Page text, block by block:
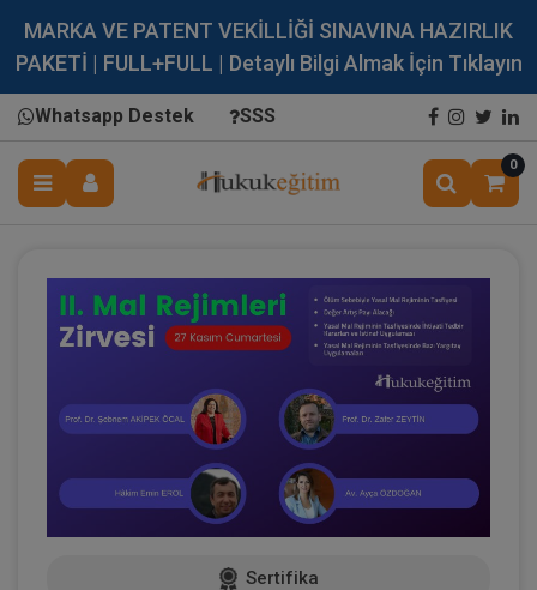
MARKA VE PATENT VEKİLLİĞİ SINAVINA HAZIRLIK
PAKETİ | FULL+FULL | Detaylı Bilgi Almak İçin Tıklayın
Whatsapp Destek SSS
0
Sertifika